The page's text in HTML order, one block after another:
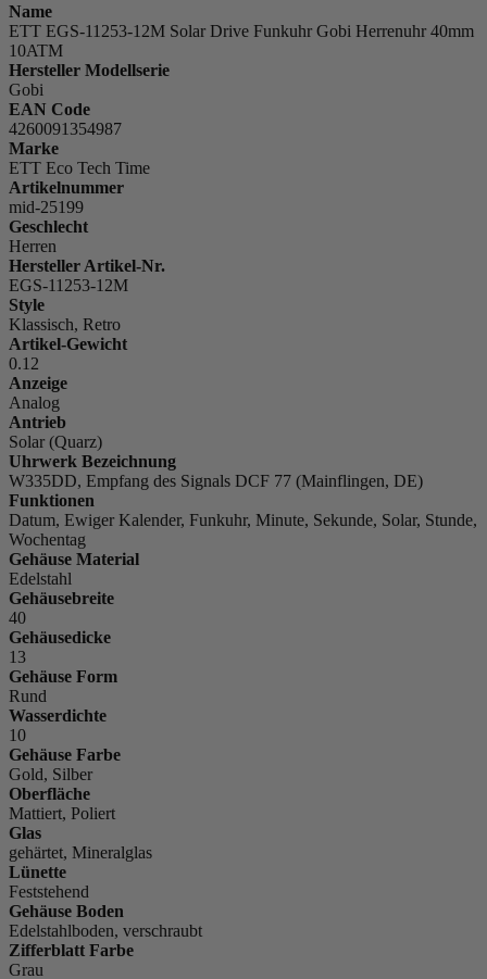
Name
ETT EGS-11253-12M Solar Drive Funkuhr Gobi Herrenuhr 40mm
10ATM
Hersteller Modellserie
Gobi
EAN Code
4260091354987
Marke
ETT Eco Tech Time
Artikelnummer
mid-25199
Geschlecht
Herren
Hersteller Artikel-Nr.
EGS-11253-12M
Style
Klassisch, Retro
Artikel-Gewicht
0.12
Anzeige
Analog
Antrieb
Solar (Quarz)
Uhrwerk Bezeichnung
W335DD, Empfang des Signals DCF 77 (Mainflingen, DE)
Funktionen
Datum, Ewiger Kalender, Funkuhr, Minute, Sekunde, Solar, Stunde,
Wochentag
Gehäuse Material
Edelstahl
Gehäusebreite
40
Gehäusedicke
13
Gehäuse Form
Rund
Wasserdichte
10
Gehäuse Farbe
Gold, Silber
Oberfläche
Mattiert, Poliert
Glas
gehärtet, Mineralglas
Lünette
Feststehend
Gehäuse Boden
Edelstahlboden, verschraubt
Zifferblatt Farbe
Grau